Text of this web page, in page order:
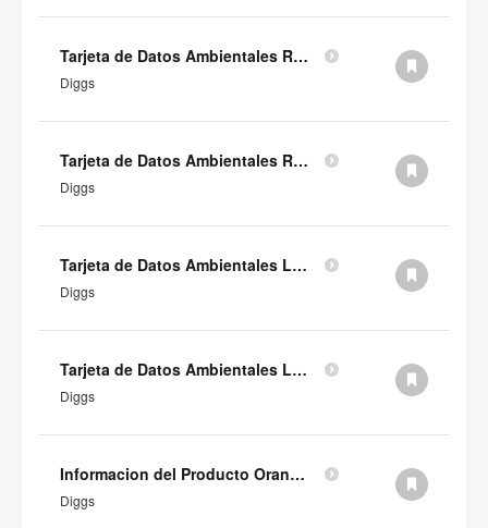
Tarjeta de Datos Ambientales RHS Orangebox Diggs (en inglés)
Diggs
Tarjeta de Datos Ambientales RH Orangebox Diggs (en inglés)
Diggs
Tarjeta de Datos Ambientales LHS Orangebox Diggs (en inglés)
Diggs
Tarjeta de Datos Ambientales LH Orangebox Diggs (en inglés)
Diggs
Informacion del Producto Orangebox Diggs (en inglés)
Diggs